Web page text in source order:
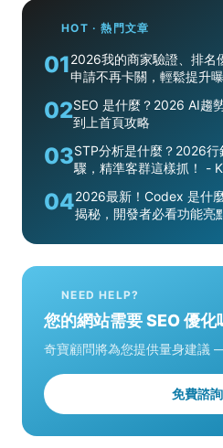
HOT · 熱門文章
012026我的商家驗證、排名
申請不再卡關，輕鬆提升曝
02SEO 是什麼？2026 AI趨
到上首頁攻略
03STP分析是什麼？2026
驟，精準客群這樣抓！ -
042026最新！Codex 是什
揭秘，開發者必看功能亮
NEED HELP?
您的網站需要 SEO 優化
奇寶顧問將為您提供量身建議
免費諮